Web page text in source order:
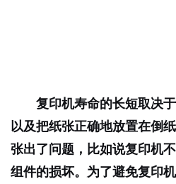
复印机寿命的长短取决
以及把纸张正确地放置在倒
张出了问题，比如说复印机
组件的损坏。为了避免复印